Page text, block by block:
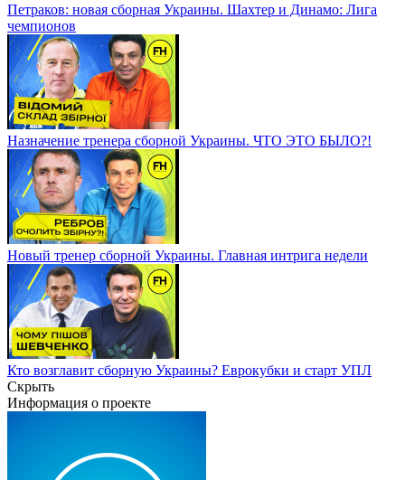
Петраков: новая сборная Украины. Шахтер и Динамо: Лига
чемпионов
Назначение тренера сборной Украины. ЧТО ЭТО БЫЛО?!
Новый тренер сборной Украины. Главная интрига недели
Кто возглавит сборную Украины? Еврокубки и старт УПЛ
Скрыть
Информация о проекте